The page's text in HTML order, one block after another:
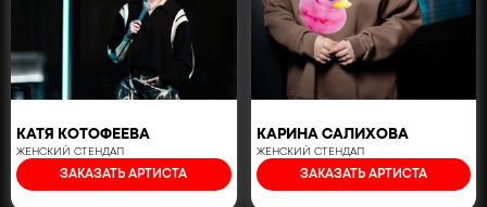
КАТЯ КОТОФЕЕВА
ЖЕНСКИЙ СТЕНДАП
ЗАКАЗАТЬ АРТИСТА
КАРИНА САЛИХОВА
ЖЕНСКИЙ СТЕНДАП
ЗАКАЗАТЬ АРТИСТА